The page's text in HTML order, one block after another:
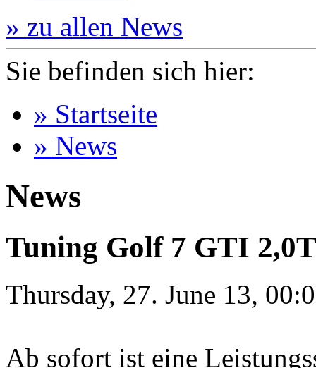
» zu allen News
Sie befinden sich hier:
» Startseite
» News
News
Tuning Golf 7 GTI
Thursday, 27. June 13,
Ab sofort ist eine